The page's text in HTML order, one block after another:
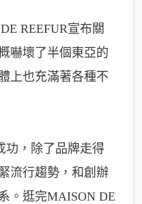
REEFUR宣布關
嚇壞了半個東亞的
上也充滿著各種不
功，除了品牌走得
流行趨勢，和創辦
。逛完MAISON DE